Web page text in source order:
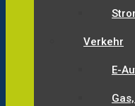
Verkehr
E-